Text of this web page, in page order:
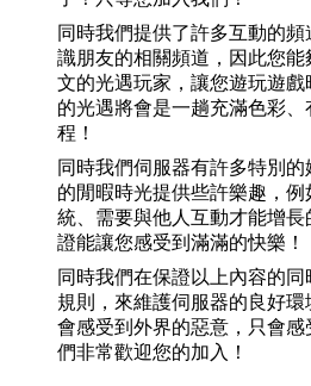
同時我們提供了許多互動的
識朋友的相關頻道，因此您能
文的光遇玩家，讓您遊玩遊
的光遇將會是一趟充滿色彩
程！
同時我們伺服器有許多特別
的閒暇時光提供些許樂趣，
統、需要與他人互動才能增長
證能讓您感受到滿滿的快樂！
同時我們在保證以上內容的
規則，來維護伺服器的良好
會感受到外界的惡意，只會
們非常歡迎您的加入！